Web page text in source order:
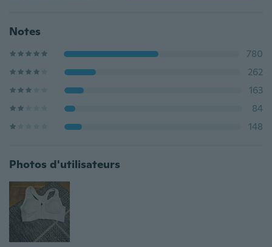
Notes
780
262
163
84
148
Photos d'utilisateurs